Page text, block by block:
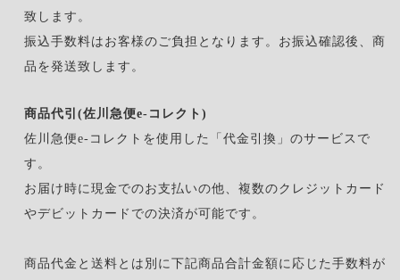
致します。
振込手数料はお客様のご負担となります。お振込確認後、商
品を発送致します。
商品代引(佐川急便e-コレクト)
佐川急便e-コレクトを使用した「代金引換」のサービスで
す。
お届け時に現金でのお支払いの他、複数のクレジットカード
やデビットカードでの決済が可能です。
商品代金と送料とは別に下記商品合計金額に応じた手数料が